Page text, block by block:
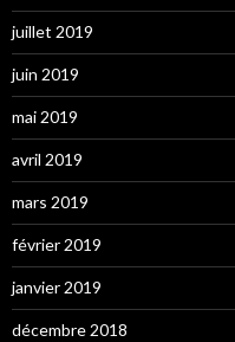
juillet 2019
juin 2019
mai 2019
avril 2019
mars 2019
février 2019
janvier 2019
décembre 2018